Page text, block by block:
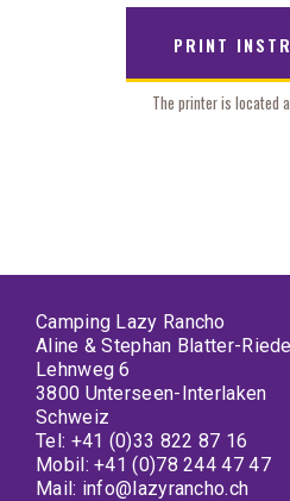
PRINT
The printer is located
Camping Lazy Rancho
Aline & Stephan Blatter-
Lehnweg 6
3800 Unterseen-Interlaken
Schweiz
Tel: +41 (0)33 822 87 16
Mobil:+41 (0)78 244 47 47
Mail: info@lazyrancho.ch